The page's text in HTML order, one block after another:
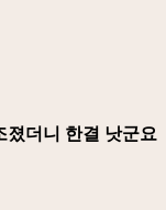
졌더니 한결 낫군요